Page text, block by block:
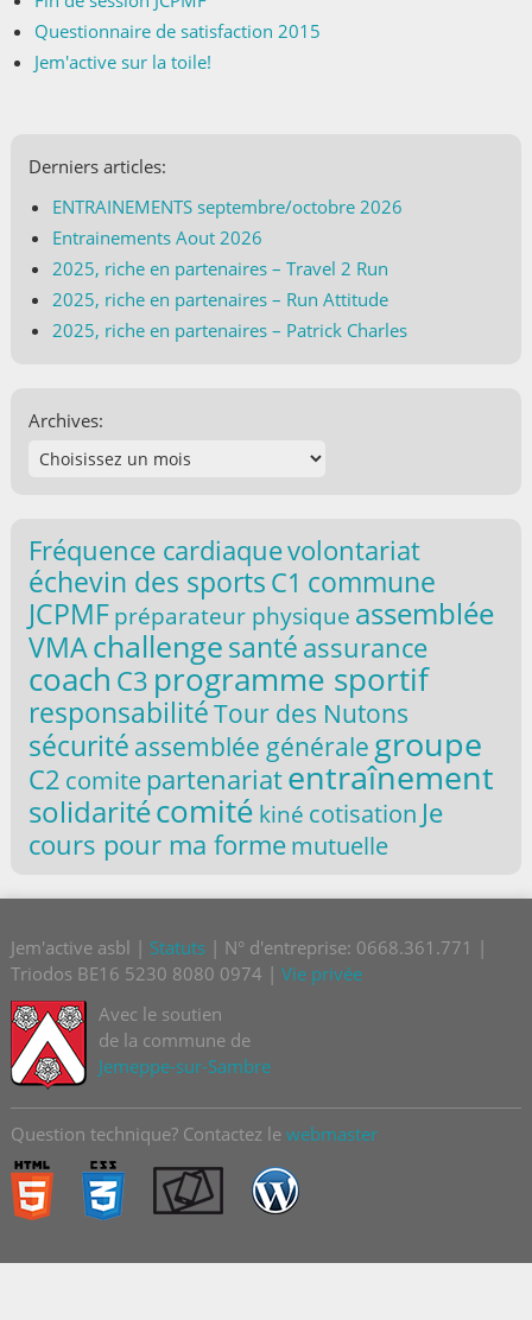
Questionnaire de satisfaction 2015
Jem'active sur la toile!
Derniers articles:
ENTRAINEMENTS septembre/octobre 2026
Entrainements Aout 2026
2025, riche en partenaires – Travel 2 Run
2025, riche en partenaires – Run Attitude
2025, riche en partenaires – Patrick Charles
Archives:
Fréquence cardiaquevolontariat
échevin des sports C1 commune
JCPMF préparateur physique assemblée
VMAchallengesanté assurance
coach C3 programme sportif
responsabilitéTour des Nutons
sécurité assemblée générale groupe
C2 comite partenariatentraînement
solidaritécomité kiné cotisation Je
cours pour ma formemutuelle
Jem'active asbl | Statuts| N° d'entreprise: 0668.361.771 |
Triodos BE16 5230 8080 0974 | Vie privée
Avec le soutien
de la commune de
Jemeppe-sur-Sambre
Question technique? Contactez le webmaster